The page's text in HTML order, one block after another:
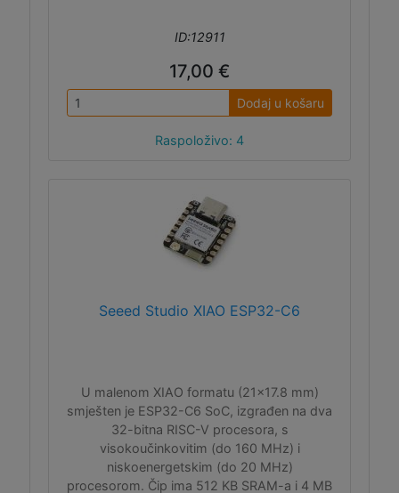
ID:12911
17,00 €
Dodaj u košaru
Raspoloživo: 4
Seeed Studio XIAO ESP32-C6
U malenom XIAO formatu (21x17.8 mm)
smješten je ESP32-C6 SoC, izgrađen na dva
32-bitna RISC-V procesora, s
visokoučinkovitim (do 160 MHz) i
niskoenergetskim (do 20 MHz)
procesorom. Čip ima 512 KB SRAM-a i 4 MB